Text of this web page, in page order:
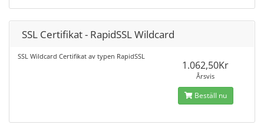
SSL Certifikat - RapidSSL Wildcard
SSL Wildcard Certifikat av typen RapidSSL
1.062,50Kr
Årsvis
Beställ nu